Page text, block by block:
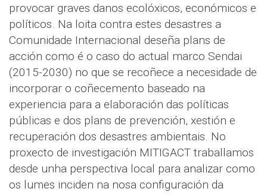
provocar graves danos ecolóxicos, económicos e
políticos. Na loita contra estes desastres a
Comunidade Internacional deseña plans de
acción como é o caso do actual marco Sendai
(2015-2030) no que se recoñece a necesidade de
incorporar o coñecemento baseado na
experiencia para a elaboración das políticas
públicas e dos plans de prevención, xestión e
recuperación dos desastres ambientais. No
proxecto de investigación MITIGACT traballamos
desde unha perspectiva local para analizar como
os lumes inciden na nosa configuración da